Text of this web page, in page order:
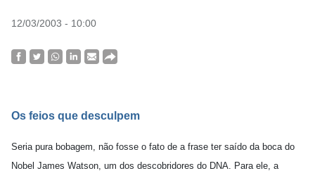
12/03/2003 - 10:00
Os feios que desculpem
Seria pura bobagem, não fosse o fato de a frase ter saído da boca do
Nobel James Watson, um dos descobridores do DNA. Para ele, a